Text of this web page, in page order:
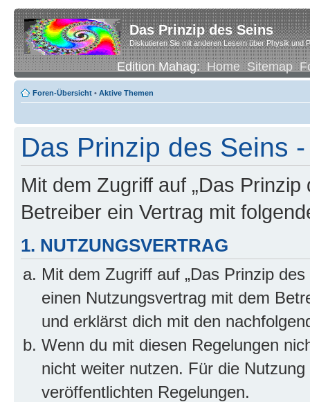
Das Prinzip des Seins
Diskutieren Sie mit anderen Lesern über Physik und
Edition Mahag:Home Sitemap
Foren-Übersicht • Aktive Themen
Das Prinzip des Seins
Mit dem Zugriff auf „Das
Betreiber ein Vertrag mit
1. NUTZUNGSVERTRAG
Mit dem Zugriff auf „Das Prinzip
einen Nutzungsvertrag mit dem
und erklärst dich mit den
Wenn du mit diesen Regelungen
nicht weiter nutzen. Für die
veröffentlichten Regelungen.